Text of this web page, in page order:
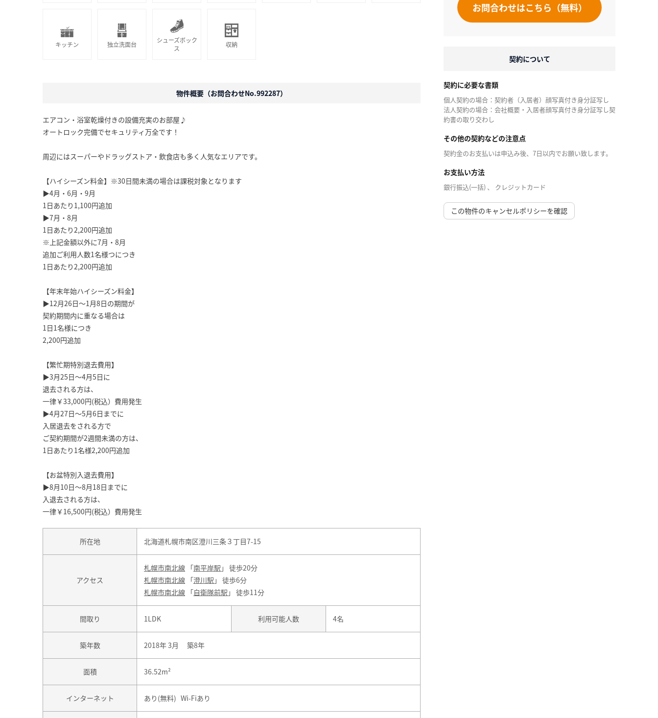
お問合わせはこちら（無料）
契約について
契約に必要な書類
個人契約の場合：契約者（入居者）顔写真付き身分証写し
法人契約の場合：会社概要・入居者顔写真付き身分証写し契
約書の取り交わし
その他の契約などの注意点
契約金のお支払いは申込み後、7日以内でお願い致します。
お支払い方法
銀行振込(一括) 、 クレジットカード
この物件のキャンセルポリシーを確認
キッチン 独立洗面台
シューズボック
ス
収納
物件概要（お問合わせNo.992287）
エアコン・浴室乾燥付きの設備充実のお部屋♪
オートロック完備でセキュリティ万全です！
周辺にはスーパーやドラッグストア・飲食店も多く人気なエリアです。
【ハイシーズン料金】※30日間未満の場合は課税対象となります
▶4月・6月・9月
1日あたり1,100円追加
▶7月・8月
1日あたり2,200円追加
※上記金額以外に7月・8月
追加ご利用人数1名様つにつき
1日あたり2,200円追加
【年末年始ハイシーズン料金】
▶12月26日～1月8日の期間が
契約期間内に重なる場合は
1日1名様につき
2,200円追加
【繁忙期特別退去費用】
▶3月25日～4月5日に
退去される方は、
一律￥33,000円(税込）費用発生
▶4月27日～5月6日までに
入居退去をされる方で
ご契約期間が2週間未満の方は、
1日あたり1名様2,200円追加
【お盆特別入退去費用】
▶8月10日～8月18日までに
入退去される方は、
一律￥16,500円(税込）費用発生
所在地 北海道札幌市南区澄川三条３丁目7-15
アクセス
札幌市南北線 「南平岸駅 」 徒歩20分
札幌市南北線 「澄川駅 」 徒歩6分
札幌市南北線 「自衛隊前駅 」 徒歩11分
間取り 1LDK 利用可能人数 4名
築年数 2018年 3月 築8年
面積 36.52m²
インターネット あり(無料) Wi-Fiあり